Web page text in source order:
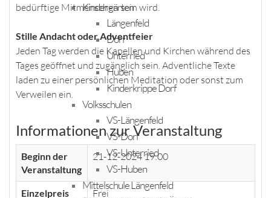
Kindergärten
Längenfeld
Dorf
Unterried
Huben
Kinderkrippe Dorf
Volksschulen
VS-Längenfeld
VS-Dorf
VS-Unterried
VS-Huben
Mittelschule Längenfeld
bedürftige Mitmenschen sein wird.
Stille Andacht oder Adventfeier
Jeden Tag werden die Kapellen und Kirchen während des
Tages geöffnet und zugänglich sein. Adventliche Texte
laden zu einer persönlichen Meditation oder sonst zum
Verweilen ein.
Informationen zur Veranstaltung
Beginn der
Veranstaltung
21-12-2024 19:00
Einzelpreis Frei